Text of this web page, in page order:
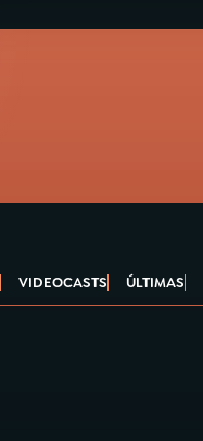
VIDEOCASTS ÚLTIMAS